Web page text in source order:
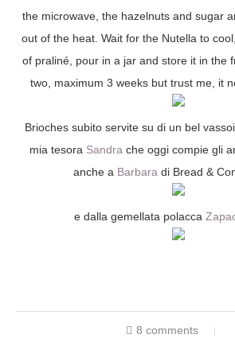
the microwave, the hazelnuts and sugar
out of the heat. Wait for the Nutella to
of praliné, pour in a jar and store it in the
two, maximum 3 weeks but trust me, it
Brioches subito servite su di un bel
mia tesora Sandra che oggi compie gli
anche a Barbara di Bread &
e dalla gemellata polacca
8 comments